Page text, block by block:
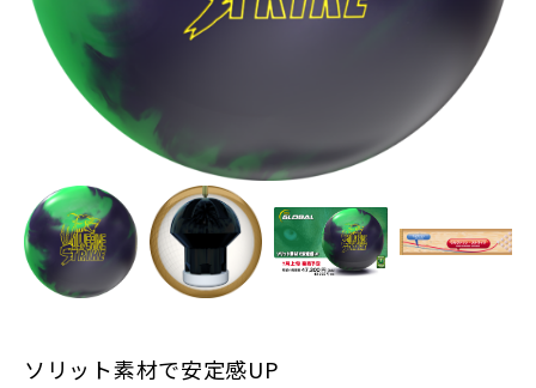
ソリット素材で安定感UP